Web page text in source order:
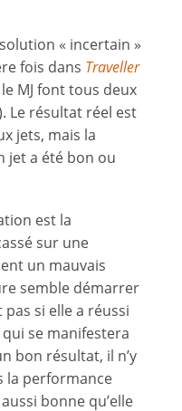
« incertain »
fois dans Traveller
MJ font tous deux
Le résultat réel est
jets, mais la
jet a été bon ou
est la
sur une
un mauvais
semble démarrer
si elle a réussi
qui se manifestera
bon résultat, il n’y
la performance
bonne qu’elle